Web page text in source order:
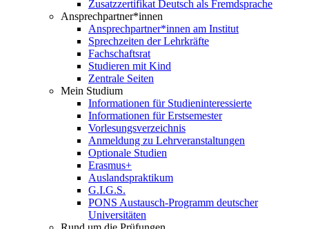
Zusatzzertifikat Deutsch als Fremdsprache
Ansprechpartner*innen
Ansprechpartner*innen am Institut
Sprechzeiten der Lehrkräfte
Fachschaftsrat
Studieren mit Kind
Zentrale Seiten
Mein Studium
Informationen für Studieninteressierte
Informationen für Erstsemester
Vorlesungsverzeichnis
Anmeldung zu Lehrveranstaltungen
Optionale Studien
Erasmus+
Auslandspraktikum
G.I.G.S.
PONS Austausch-Programm deutscher
Universitäten